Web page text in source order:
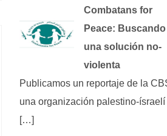
Combatans for
Peace: Buscando
una solución no-
violenta
Publicamos un reportaje de la
una organización palestino-ísraelí
[…]